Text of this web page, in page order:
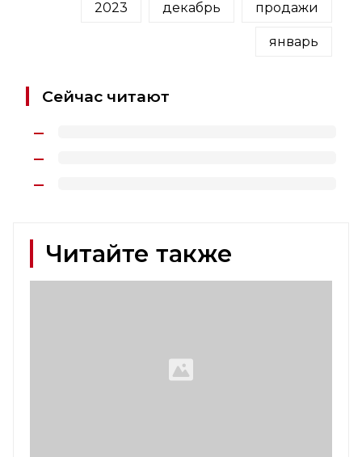
2023 декабрь продажи
январь
Сейчас читают
Читайте также